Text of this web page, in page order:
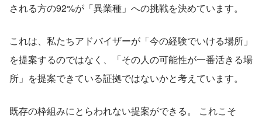
される方の92%が「異業種」への挑戦を決めています。
これは、私たちアドバイザーが「今の経験でいける場所」
を提案するのではなく、「その人の可能性が一番活きる場
所」を提案できている証拠ではないかと考えています。
既存の枠組みにとらわれない提案ができる。 これこそ